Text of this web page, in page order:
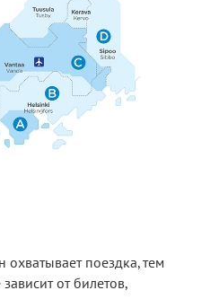
поездка, тем
от билетов,